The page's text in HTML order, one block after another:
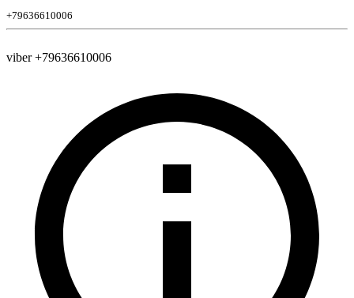
+79636610006
viber +79636610006